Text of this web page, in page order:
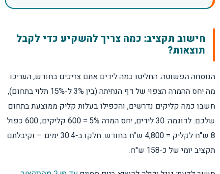
חישוב תקציב: כמה צריך להשקיע כדי לקבל
תוצאות?
הנוסחה הפשוטה: החליטו כמה לידים אתם צריכים בחודש, העריכו
מה יחס ההמרה הצפוי של דף הנחיתה (בין 3% ל-15% תלוי בתחום),
חשבו כמה קליקים נדרשים, והכפילו בעלות קליק ממוצעת בתחום
שלכם. לדוגמה: 30 לידים, יחס המרה 5% = 600 קליקים; 600 כפול
8 ש"ח לקליק = 4,800 ש"ח בחודש. חלקו ב-30.4 ימים – וקיבלתם
תקציב יומי של כ-158 ש"ח.